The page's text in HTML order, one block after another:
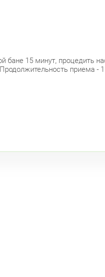
бане 15 минут, процедить
приема